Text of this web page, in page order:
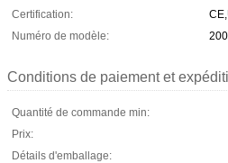
Certification:
Numéro de modèle:
Conditions de paiement et
Quantité de commande min:
Prix:
Détails d'emballage: